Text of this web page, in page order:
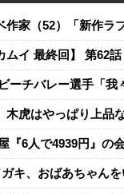
（52）「新作ラブコメ書
ムイ 最終回】 第62
ーチバレー選手「
虎はやっぱり上品
屋『6人で4939円』
ガキ、おばあちゃん